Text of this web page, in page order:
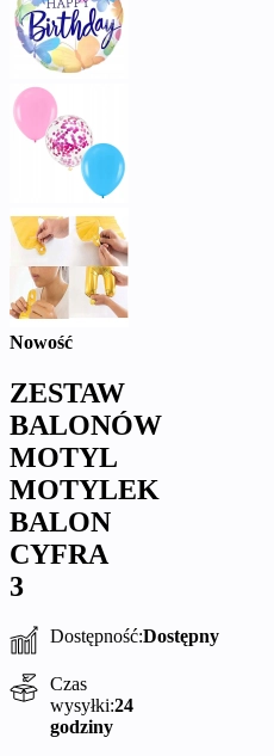
Nowość
ZESTAW
BALONÓW
MOTYL
MOTYLEK
BALON
CYFRA
3
Dostępność:Dostępny
Czas
wysyłki:24
godziny